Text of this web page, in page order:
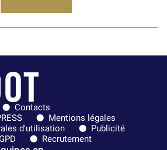
Contacts
Mentions légales
d'utilisation
Publicité
Recrutement